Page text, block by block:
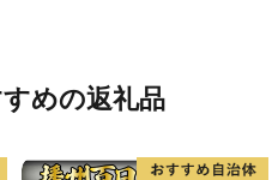
めの返礼品